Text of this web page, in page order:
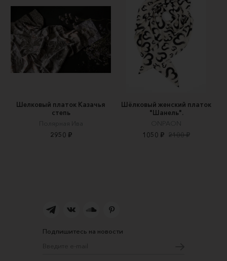
Шелковый платок Казачья
степь
Полярная Ива
2950 ₽
Шёлковый женский платок
"Шанель".
ONPAON
1050 ₽ 2100 ₽
Подпишитесь на новости